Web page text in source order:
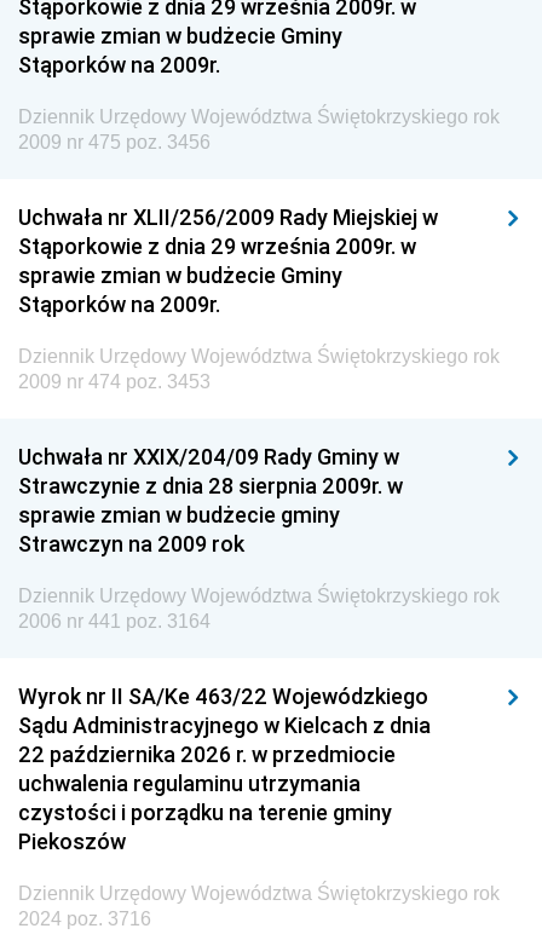
Dziennik Urzędowy Centralnego Biura
Antykorupcyjnego
Wewnętrznego
Dziennik Urzędowy Urzędu Patentowego
Dziennik Urzędowy Generalnej Dyrekcji Dróg
Krajowych i Autostrad
Dziennik Urzędowy Ministra Środowiska
Dziennik Urzędowy Ministra Edukacji
Dziennik Urzędowy Ministra Przemysłu
Dziennik Urzędowy Ministra Finansów i Gospodarki
Dziennik Urzędowy Ministra do Spraw Unii
Dziennik Urzędowy Agencji Wywiadu
Stąporkowie z dnia 29 września 2009r. w
sprawie zmian w budżecie Gminy
Stąporków na 2009r.
Dziennik Urzędowy Województwa Świętokrzyskiego rok
2009 nr 475 poz. 3456
Uchwała nr XLII/256/2009 Rady Miejskiej w
Stąporkowie z dnia 29 września 2009r. w
sprawie zmian w budżecie Gminy
Stąporków na 2009r.
Dziennik Urzędowy Województwa Świętokrzyskiego rok
2009 nr 474 poz. 3453
Uchwała nr XXIX/204/09 Rady Gminy w
Strawczynie z dnia 28 sierpnia 2009r. w
sprawie zmian w budżecie gminy
Strawczyn na 2009 rok
Dziennik Urzędowy Województwa Świętokrzyskiego rok
2006 nr 441 poz. 3164
Wyrok nr II SA/Ke 463/22 Wojewódzkiego
Sądu Administracyjnego w Kielcach z dnia
22 października 2026 r. w przedmiocie
uchwalenia regulaminu utrzymania
czystości i porządku na terenie gminy
Piekoszów
Dziennik Urzędowy Województwa Świętokrzyskiego rok
2024 poz. 3716